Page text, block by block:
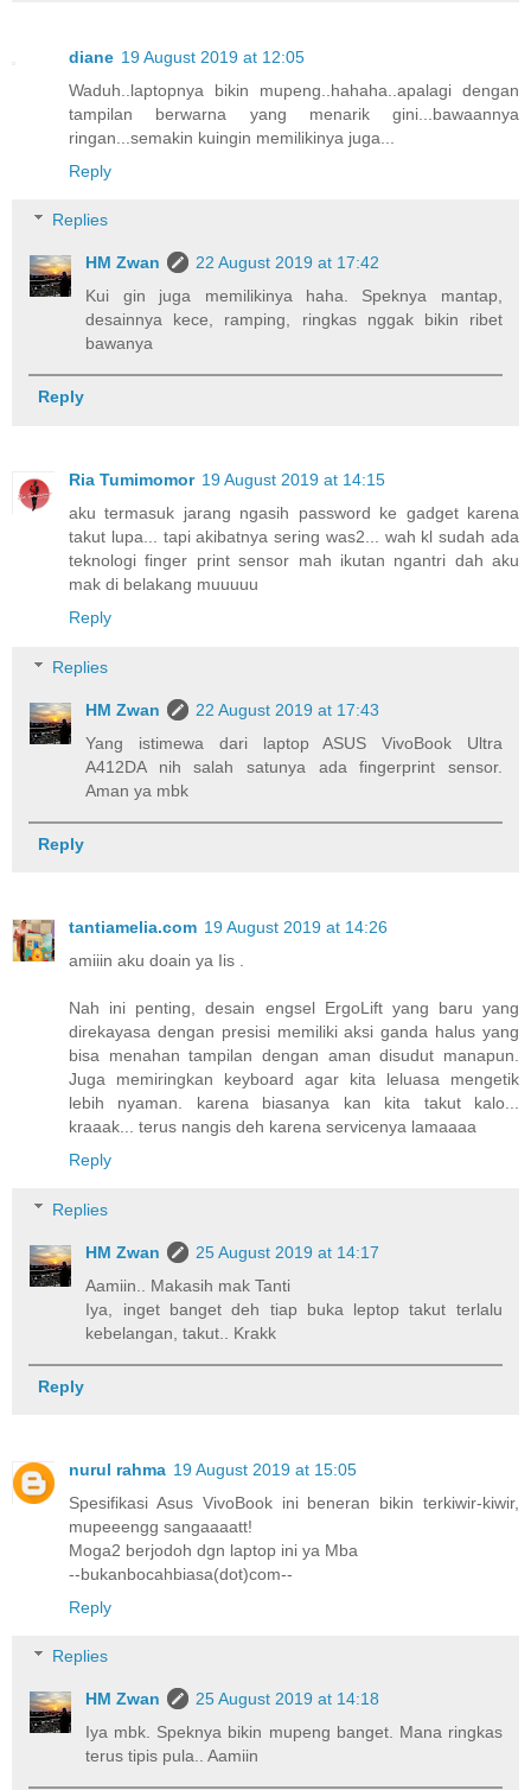
diane 19 August 2019 at 12:05
Waduh..laptopnya bikin mupeng..hahaha..apalagi dengan
tampilan berwarna yang menarik gini...bawaannya
ringan...semakin kuingin memilikinya juga...
Reply
Replies
HM Zwan
22 August 2019 at 17:42
Kui gin juga memilikinya haha. Speknya mantap,
desainnya kece, ramping, ringkas nggak bikin ribet
bawanya
Reply
Ria Tumimomor 19 August 2019 at 14:15
aku termasuk jarang ngasih password ke gadget karena
takut lupa... tapi akibatnya sering was2... wah kl sudah ada
teknologi finger print sensor mah ikutan ngantri dah aku
mak di belakang muuuuu
Reply
Replies
HM Zwan
22 August 2019 at 17:43
Yang istimewa dari laptop ASUS VivoBook Ultra
A412DA nih salah satunya ada fingerprint sensor.
Aman ya mbk
Reply
tantiamelia.com 19 August 2019 at 14:26
amiiin aku doain ya Iis .
Nah ini penting, desain engsel ErgoLift yang baru yang
direkayasa dengan presisi memiliki aksi ganda halus yang
bisa menahan tampilan dengan aman disudut manapun.
Juga memiringkan keyboard agar kita leluasa mengetik
lebih nyaman. karena biasanya kan kita takut kalo...
kraaak... terus nangis deh karena servicenya lamaaaa
Reply
Replies
HM Zwan
25 August 2019 at 14:17
Aamiin.. Makasih mak Tanti
Iya, inget banget deh tiap buka leptop takut terlalu
kebelangan, takut.. Krakk
Reply
nurul rahma 19 August 2019 at 15:05
Spesifikasi Asus VivoBook ini beneran bikin terkiwir-kiwir,
mupeeengg sangaaaatt!
Moga2 berjodoh dgn laptop ini ya Mba
--bukanbocahbiasa(dot)com--
Reply
Replies
HM Zwan
25 August 2019 at 14:18
Iya mbk. Speknya bikin mupeng banget. Mana ringkas
terus tipis pula.. Aamiin